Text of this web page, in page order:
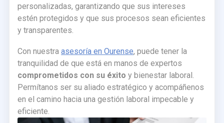
personalizadas, garantizando que sus intereses
estén protegidos y que sus procesos sean eficientes
y transparentes.
Con nuestra asesoría en Ourense, puede tener la
tranquilidad de que está en manos de expertos
comprometidos con su éxito y bienestar laboral.
Permítanos ser su aliado estratégico y acompáñenos
en el camino hacia una gestión laboral impecable y
eficiente.